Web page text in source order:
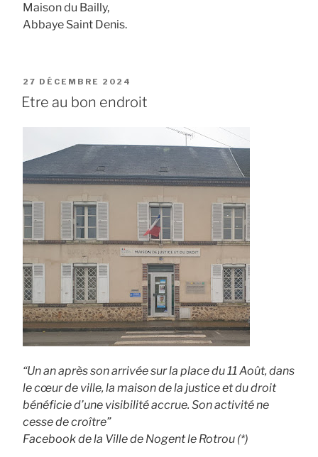
Maison du Bailly,
Abbaye Saint Denis.
PUBLIÉ
LE
27 DÉCEMBRE 2024
Etre au bon endroit
“Un an après son arrivée sur la place du 11 Août, dans
le cœur de ville, la maison de la justice et du droit
bénéficie d’une visibilité accrue. Son activité ne
cesse de croître”
Facebook de la Ville de Nogent le Rotrou (*)